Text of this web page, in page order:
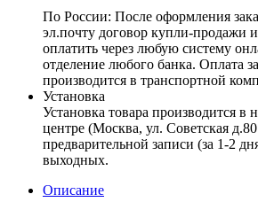
По России: После оформления
эл.почту договор купли-продажи
оплатить через любую систему
отделение любого банка. Оплата
производится в транспортной
Установка
Установка товара производится в
центре (Москва, ул. Советская
предварительной записи (за 1-2
выходных.
Описание